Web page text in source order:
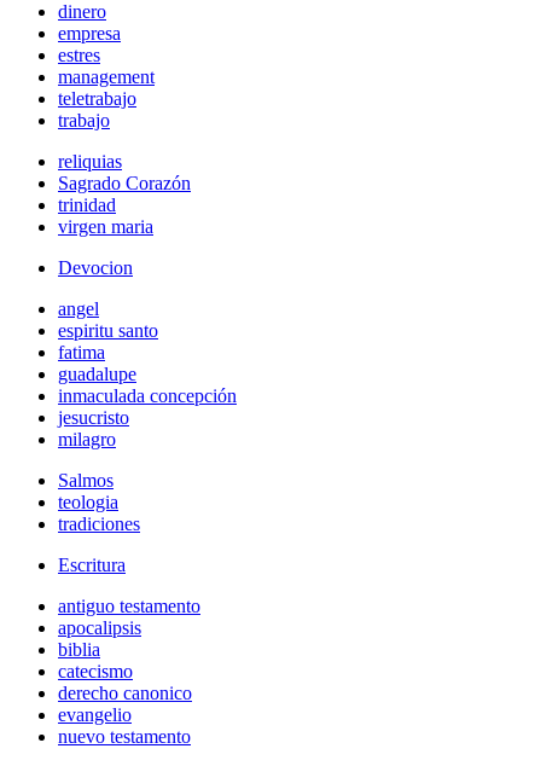
dinero
empresa
estres
management
teletrabajo
trabajo
reliquias
Sagrado Corazón
trinidad
virgen maria
Devocion
angel
espiritu santo
fatima
guadalupe
inmaculada concepción
jesucristo
milagro
Salmos
teologia
tradiciones
Escritura
antiguo testamento
apocalipsis
biblia
catecismo
derecho canonico
evangelio
nuevo testamento